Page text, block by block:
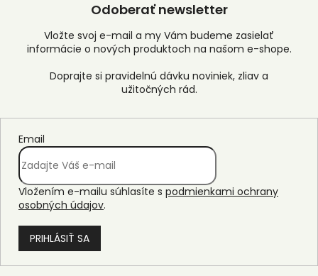
Odoberať newsletter
Vložte svoj e-mail a my Vám budeme zasielať
informácie o nových produktoch na našom e-shope.
Email
Vložením e-mailu súhlasíte s podmienkami ochrany
osobných údajov.
PRIHLÁSIŤ SA